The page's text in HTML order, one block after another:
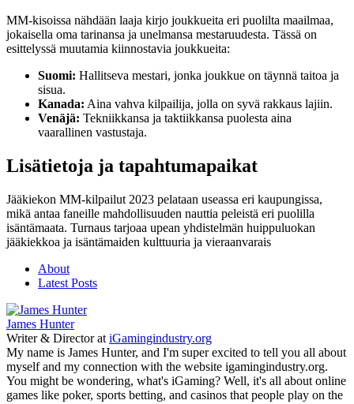
MM-kisoissa nähdään laaja kirjo joukkueita eri puolilta maailmaa,
jokaisella oma tarinansa ja unelmansa mestaruudesta. Tässä on
esittelyssä muutamia kiinnostavia joukkueita:
Suomi: Hallitseva mestari, jonka joukkue on täynnä taitoa ja
sisua.
Kanada: Aina vahva kilpailija, jolla on syvä rakkaus lajiin.
Venäjä: Tekniikkansa ja taktiikkansa puolesta aina
vaarallinen vastustaja.
Lisätietoja ja tapahtumapaikat
Jääkiekon MM-kilpailut 2023 pelataan useassa eri kaupungissa,
mikä antaa faneille mahdollisuuden nauttia peleistä eri puolilla
isäntämaata. Turnaus tarjoaa upean yhdistelmän huippuluokan
jääkiekkoa ja isäntämaiden kulttuuria ja vieraanvarais
About
Latest Posts
James Hunter
Writer & Directorat iGamingindustry.org
My name is James Hunter, and I'm super excited to tell you all about
myself and my connection with the website igamingindustry.org.
You might be wondering, what's iGaming? Well, it's all about online
games like poker, sports betting, and casinos that people play on the